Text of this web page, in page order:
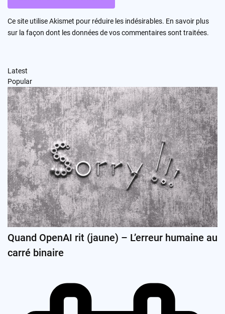
Ce site utilise Akismet pour réduire les indésirables. En savoir plus
sur la façon dont les données de vos commentaires sont traitées.
Latest
Popular
Quand OpenAI rit (jaune) – L’erreur humaine au
carré binaire